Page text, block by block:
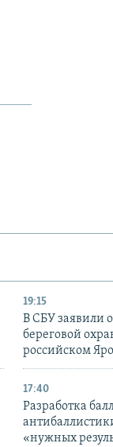
19:15
В СБУ заявили
береговой
российском
17:40
Разработка
«нужных